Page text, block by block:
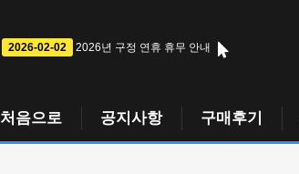
2026-02-02 2026년 구정 연휴 휴무 안내
처음으로 공지사항 구매후기